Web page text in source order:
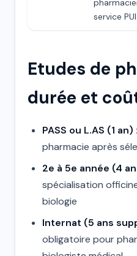
service PUI
Etudes de
durée et
PASS ou L.AS (1 an)
pharmacie après
2e à 5e année (4
spécialisation
biologie
Internat (5 ans
obligatoire pour